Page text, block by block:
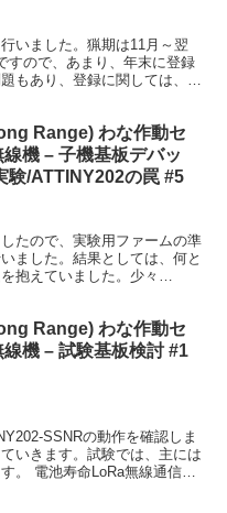
いました。猟期は11月～翌
すので、あまり、年末に登録
もあり、登録に関しては、
Range) わな作動セ
線機 – 子機基板デバッ
験/ATTINY202の罠 #5
たので、実験用ファームの準
ました。結果としては、何と
抱えていました。少々
Range) わな作動セ
線機 – 試験基板検討 #1
SSNRの動作を確認しま
いきます。試験では、主には
。 電池寿命LoRa無線通信